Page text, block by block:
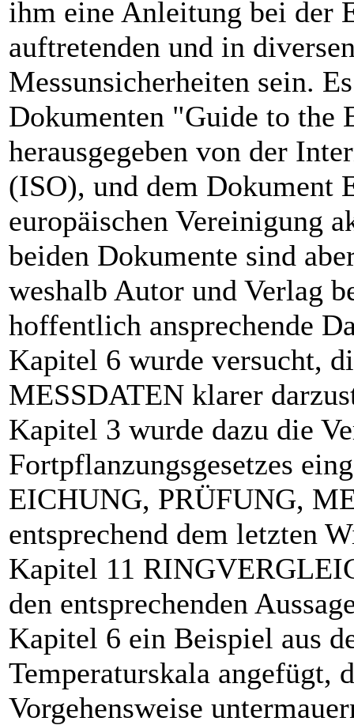
ihm eine Anleitung bei der
auftretenden und in
Messunsicherheiten sein.
Dokumenten "Guide to the
herausgegeben von der
(ISO), und dem Dokument
europäischen Vereinigung
beiden Dokumente sind
weshalb Autor und Verlag
hoffentlich ansprechende
Kapitel 6 wurde versucht,
MESSDATEN klarer
Kapitel 3 wurde dazu die
Fortpflanzungsgesetzes
EICHUNG, PRÜFUNG,
entsprechend dem letzten
Kapitel 11
den entsprechenden
Kapitel 6 ein Beispiel aus
Temperaturskala angefügt,
Vorgehensweise